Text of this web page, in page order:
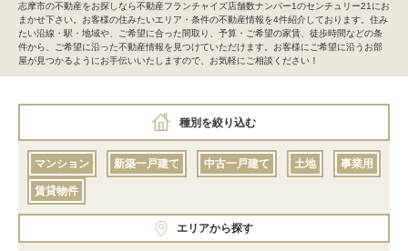
志摩市の不動産をお探しなら不動産フランチャイズ店舗数ナンバー1のセンチュリー21にお
まかせ下さい。お客様の住みたいエリア・条件の不動産情報を4件紹介しております。住み
たい沿線・駅・地域や、ご希望に合った間取り、予算・ご希望の家賃、徒歩時間などの条
件から、ご希望に沿った不動産情報を見つけていただけます。お客様にご希望に沿うお部
屋が見つかるようにお手伝いいたしますので、お気軽にご相談ください！
種別を絞り込む
マンション 新築一戸建て 中古一戸建て 土地 事業用
賃貸物件
エリアから探す